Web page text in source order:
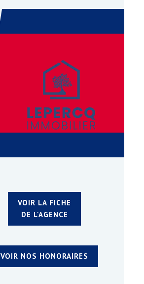
VOIR LA FICHE
DE L'AGENCE
VOIR NOS HONORAIRES